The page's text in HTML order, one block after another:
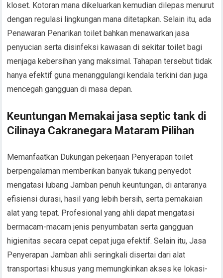
kloset. Kotoran mana dikeluarkan kemudian dilepas menurut
dengan regulasi lingkungan mana ditetapkan. Selain itu, ada
Penawaran Penarikan toilet bahkan menawarkan jasa
penyucian serta disinfeksi kawasan di sekitar toilet bagi
menjaga kebersihan yang maksimal. Tahapan tersebut tidak
hanya efektif guna menanggulangi kendala terkini dan juga
mencegah gangguan di masa depan.
Keuntungan Memakai jasa septic tank di
Cilinaya Cakranegara Mataram Pilihan
Memanfaatkan Dukungan pekerjaan Penyerapan toilet
berpengalaman memberikan banyak tukang penyedot
mengatasi lubang Jamban penuh keuntungan, di antaranya
efisiensi durasi, hasil yang lebih bersih, serta pemakaian
alat yang tepat. Profesional yang ahli dapat mengatasi
bermacam-macam jenis penyumbatan serta gangguan
higienitas secara cepat cepat juga efektif. Selain itu, Jasa
Penyerapan Jamban ahli seringkali disertai dari alat
transportasi khusus yang memungkinkan akses ke lokasi-